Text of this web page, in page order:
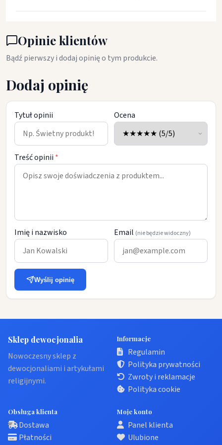
Opinie klientów
Bądź pierwszy i dodaj opinię o tym produkcie.
Dodaj opinię
Tytuł opinii Ocena
Treść opinii *
Imię i nazwisko Email (nie będzie widoczny)
Wyślij opinię
Sklep dewocjonalia
Nowoczesny sklep z
dewocjonaliami i artykułami
religijnymi.
Informacje
Regulamin
Polityka prywatności
Zwroty i reklamacje
Polityka cookie
Obsługa klienta
Dostawa
Płatności
Moje konto
Panel klienta
Ulubione